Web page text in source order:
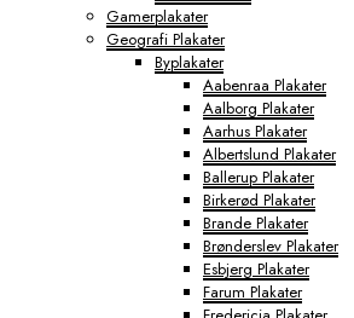
Gamerplakater
Geografi Plakater
Byplakater
Aabenraa Plakater
Aalborg Plakater
Aarhus Plakater
Albertslund Plakater
Ballerup Plakater
Birkerød Plakater
Brande Plakater
Brønderslev Plakater
Esbjerg Plakater
Farum Plakater